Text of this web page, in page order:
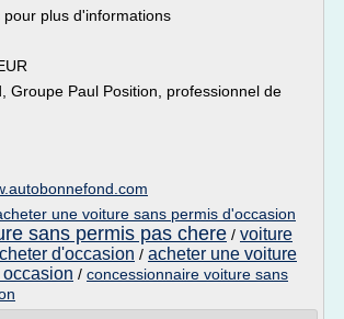
plus d'informations
Groupe Paul Position, professionnel de
une voiture sans permis d'occasion
sans permis pas chere / voiture
d'occasion / acheter une voiture
/ concessionnaire voiture sans